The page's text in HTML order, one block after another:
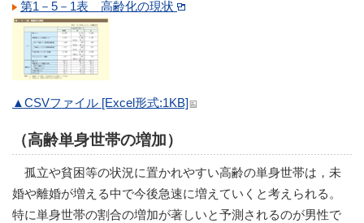
第1－5－1表 高齢化の現状
▲CSVファイル [Excel形式:1KB]
（高齢単身世帯の増加）
孤立や貧困等の状況に置かれやすい高齢の単身世帯は，未
婚や離婚が増える中で今後急速に増えていくと考えられる。
特に単身世帯の割合の増加が著しいと予測されるのが男性で